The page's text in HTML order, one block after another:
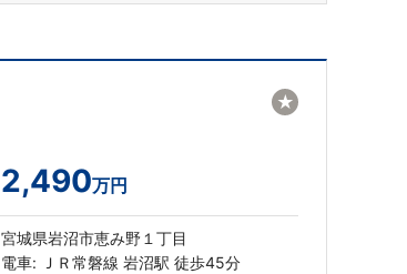
2,490万円
宮城県岩沼市恵み野１丁目
電車: ＪＲ常磐線 岩沼駅 徒歩45分
★